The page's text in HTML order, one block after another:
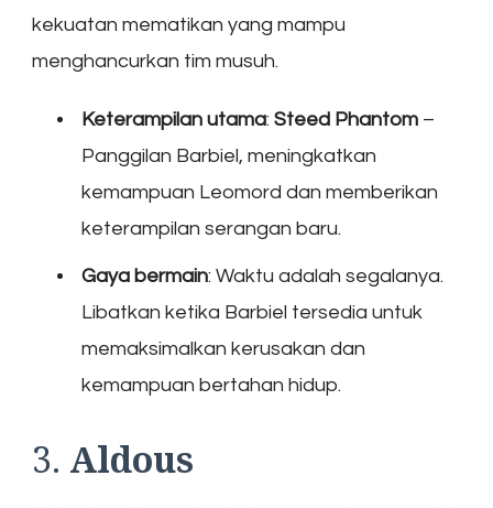
kekuatan mematikan yang mampu
menghancurkan tim musuh.
Keterampilan utama: Steed Phantom –
Panggilan Barbiel, meningkatkan
kemampuan Leomord dan memberikan
keterampilan serangan baru.
Gaya bermain: Waktu adalah segalanya.
Libatkan ketika Barbiel tersedia untuk
memaksimalkan kerusakan dan
kemampuan bertahan hidup.
3. Aldous